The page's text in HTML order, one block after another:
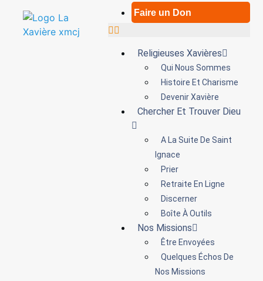
Faire un Don
Religieuses Xavières
Qui Nous Sommes
Histoire Et Charisme
Devenir Xavière
Chercher Et Trouver Dieu
A La Suite De Saint
Ignace
Prier
Retraite En Ligne
Discerner
Boîte À Outils
Nos Missions
Être Envoyées
Quelques Échos De
Nos Missions